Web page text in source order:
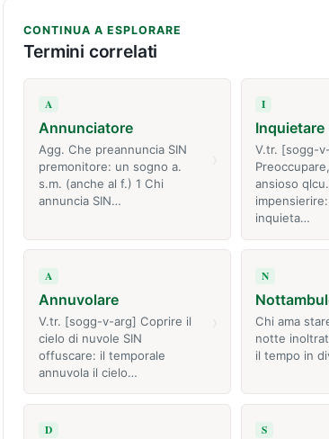
CONTINUA A ESPLORARE
Termini correlati
A
Annunciatore
Agg. Che preannuncia SIN
premonitore: un sogno a.
s.m. (anche al f.) 1 Chi
annuncia SIN…
I
Inquietare
V.tr. [sogg-
ansioso
inquieta…
A
Annuvolare
V.tr. [sogg-v-arg] Coprire il
cielo di nuvole SIN
offuscare: il temporale
annuvola il cielo…
N
Chi ama
notte
il tempo in
D S